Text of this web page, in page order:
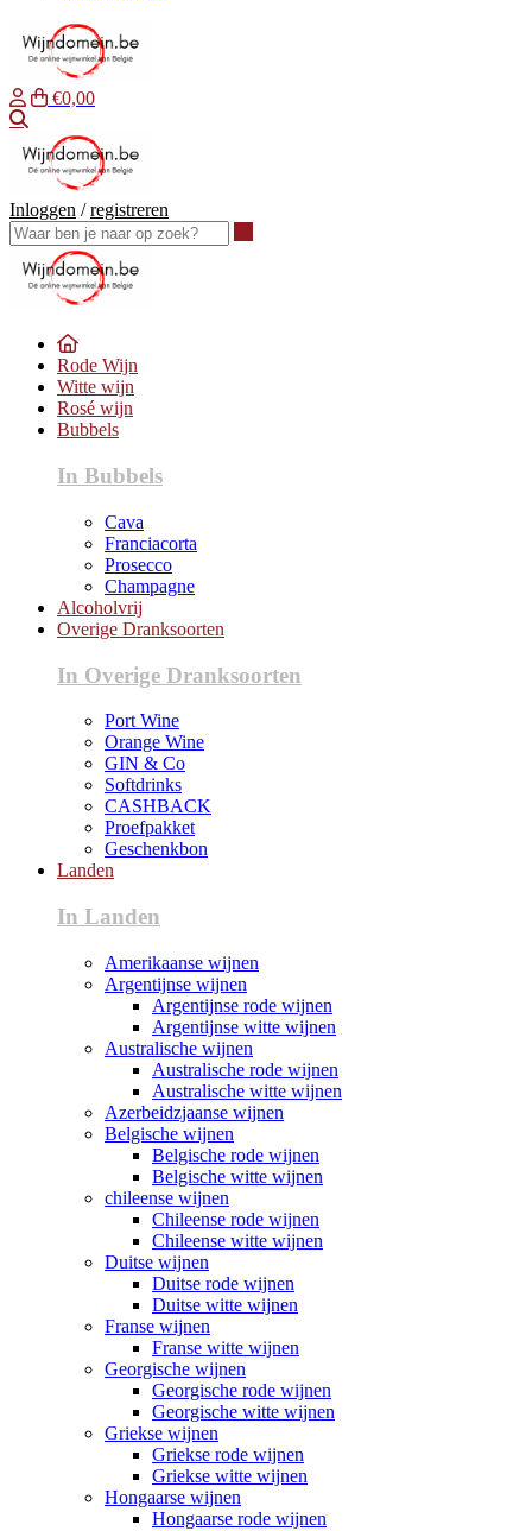
€0,00
Inloggen /registreren
Rode Wijn
Witte wijn
Rosé wijn
Bubbels
In Bubbels
Cava
Franciacorta
Prosecco
Champagne
Alcoholvrij
Overige Dranksoorten
In Overige Dranksoorten
Port Wine
Orange Wine
GIN & Co
Softdrinks
CASHBACK
Proefpakket
Geschenkbon
Landen
In Landen
Amerikaanse wijnen
Argentijnse wijnen
Argentijnse rode wijnen
Argentijnse witte wijnen
Australische wijnen
Australische rode wijnen
Australische witte wijnen
Azerbeidzjaanse wijnen
Belgische wijnen
Belgische rode wijnen
Belgische witte wijnen
chileense wijnen
Chileense rode wijnen
Chileense witte wijnen
Duitse wijnen
Duitse rode wijnen
Duitse witte wijnen
Franse wijnen
Franse witte wijnen
Georgische wijnen
Georgische rode wijnen
Georgische witte wijnen
Griekse wijnen
Griekse rode wijnen
Griekse witte wijnen
Hongaarse wijnen
Hongaarse rode wijnen